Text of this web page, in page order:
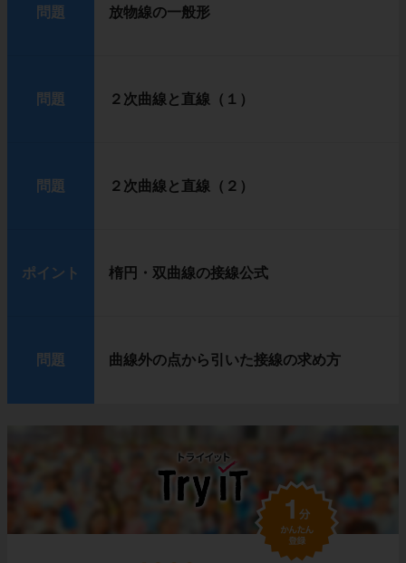
問題 放物線の一般形
問題 ２次曲線と直線（１）
問題 ２次曲線と直線（２）
ポイント 楕円・双曲線の接線公式
問題 曲線外の点から引いた接線の求め方